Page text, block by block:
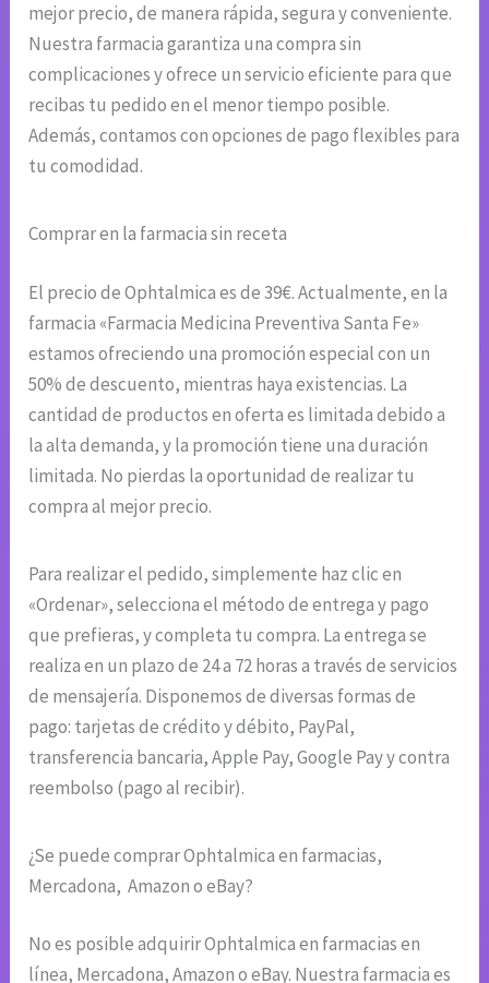
mejor precio, de manera rápida, segura y conveniente.
Nuestra farmacia garantiza una compra sin
complicaciones y ofrece un servicio eficiente para que
recibas tu pedido en el menor tiempo posible.
Además, contamos con opciones de pago flexibles para
tu comodidad.
Comprar en la farmacia sin receta
El precio de Ophtalmica es de 39€. Actualmente, en la
farmacia «Farmacia Medicina Preventiva Santa Fe»
estamos ofreciendo una promoción especial con un
50% de descuento, mientras haya existencias. La
cantidad de productos en oferta es limitada debido a
la alta demanda, y la promoción tiene una duración
limitada. No pierdas la oportunidad de realizar tu
compra al mejor precio.
Para realizar el pedido, simplemente haz clic en
«Ordenar», selecciona el método de entrega y pago
que prefieras, y completa tu compra. La entrega se
realiza en un plazo de 24 a 72 horas a través de servicios
de mensajería. Disponemos de diversas formas de
pago: tarjetas de crédito y débito, PayPal,
transferencia bancaria, Apple Pay, Google Pay y contra
reembolso (pago al recibir).
¿Se puede comprar Ophtalmica en farmacias,
Mercadona, Amazon o eBay?
No es posible adquirir Ophtalmica en farmacias en
línea, Mercadona, Amazon o eBay. Nuestra farmacia es